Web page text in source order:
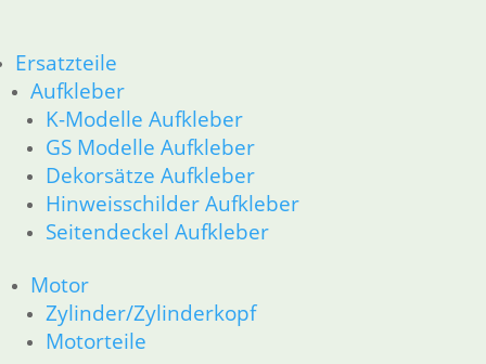
Ersatzteile
Aufkleber
K-Modelle Aufkleber
GS Modelle Aufkleber
Dekorsätze Aufkleber
Hinweisschilder Aufkleber
Seitendeckel Aufkleber
Motor
Zylinder/Zylinderkopf
Motorteile
Zylinderkopf
12 Motorelektrik
13 Vergaser
16 Tank
18 Auspuff
21 Kupplung
23 Getriebe
26 Kardanwelle
32 Lenkung
33 Antrieb
34 Bremsen
36 Räder